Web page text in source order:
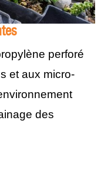
perforé
et aux micro-
des